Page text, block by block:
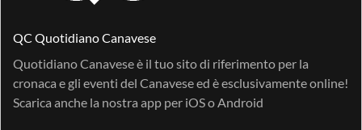
QC Quotidiano Canavese
Quotidiano Canavese è il tuo sito di riferimento per la
cronaca e gli eventi del Canavese ed è esclusivamente online!
Scarica anche la nostra app per iOSo Android